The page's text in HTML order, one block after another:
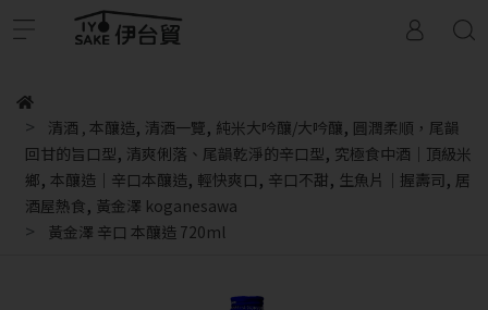
清酒 , 本釀造, 清酒一覽, 純米大吟釀/大吟釀, 圓潤柔順，尾韻
回甘的旨口型, 清爽俐落、尾韻乾淨的辛口型, 究極食中酒｜頂級米
鄉, 本釀造｜辛口本釀造, 輕快爽口 , 辛口不甜, 生魚片｜握壽司, 居
酒屋熱食, 黃金澤 koganesawa
黃金澤 辛口 本釀造 720ml